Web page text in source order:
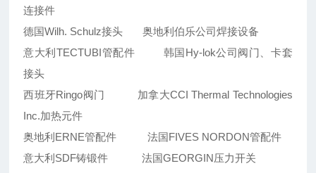
连接件
德国Wilh. Schulz接头 奥地利伯乐公司焊接设备
意大利TECTUBI管配件 韩国Hy-lok公司阀门、卡套
接头
西班牙Ringo阀门 加拿大CCI Thermal Technologies
Inc.加热元件
奥地利ERNE管配件 法国FIVES NORDON管配件
意大利SDF铸锻件 法国GEORGIN压力开关